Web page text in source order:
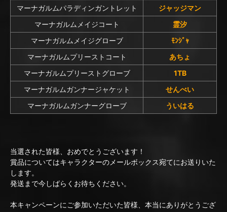
マーナガルムパラディンガントレット
ジャッジマン
マーナガルムメイジコート
霊汐
マーナガルムメイジグローブ
ﾓﾝｼﾞｬ
マーナガルムプリーストコート
あちょ
マーナガルムプリーストグローブ
1TB
マーナガルムガンナージャケット
せんべい
マーナガルムガンナーグローブ
ういはる
当選された皆様、おめでとうございます！
賞品についてはキャラクターのメールボックス宛てにお送りいた
します。
発送まで今しばらくお待ちください。
本キャンペーンにご参加いただいた皆様、本当にありがとうござ